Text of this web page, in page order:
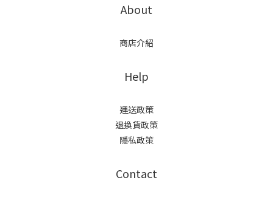
About
商店介紹
Help
運送政策
退換貨政策
隱私政策
Contact